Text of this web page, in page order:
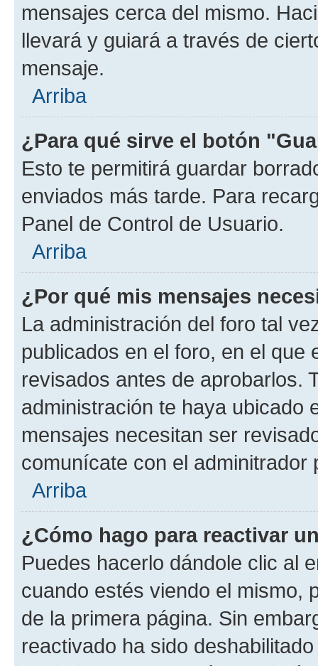
mensajes cerca del mismo.
llevará y guiará a través de
mensaje.
Arriba
¿Para qué sirve el botón
Esto te permitirá guardar
enviados más tarde. Para
Panel de Control de Usuario.
Arriba
¿Por qué mis mensajes
La administración del foro tal
publicados en el foro, en el
revisados antes de aprobarlos.
administración te haya ubicado
mensajes necesitan ser
comunícate con el
Arriba
¿Cómo hago para reactivar
Puedes hacerlo dándole clic al
cuando estés viendo el mismo,
de la primera página. Sin
reactivado ha sido